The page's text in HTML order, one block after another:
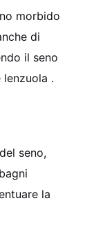
morbido
di
il seno
.
seno,
la